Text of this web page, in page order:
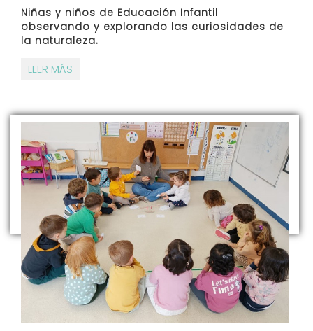
Niñas y niños de Educación Infantil
observando y explorando las curiosidades de
la naturaleza.
LEER MÁS